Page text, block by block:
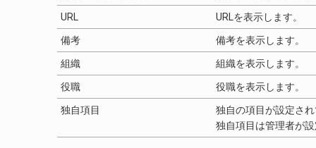
URL URLを表示します。
備考 備考を表示します。
組織 組織を表示します。
役職 役職を表示します。
独自項目
独自の項目が設定さ
独自項目は管理者が